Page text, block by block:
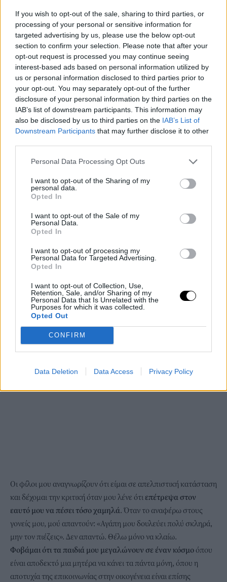
If you wish to opt-out of the sale, sharing to third parties, or
processing of your personal or sensitive information for
targeted advertising by us, please use the below opt-out
section to confirm your selection. Please note that after your
opt-out request is processed you may continue seeing
interest-based ads based on personal information utilized by
us or personal information disclosed to third parties prior to
your opt-out. You may separately opt-out of the further
disclosure of your personal information by third parties on the
IAB’s list of downstream participants. This information may
also be disclosed by us to third parties on the IAB’s List of
Downstream Participants that may further disclose it to other
Personal Data Processing Opt Outs
I want to opt-out of the Sharing of my
personal data.
Opted In
I want to opt-out of the Sale of my
Personal Data.
Opted In
I want to opt-out of processing my
Personal Data for Targeted Advertising.
Opted In
I want to opt-out of Collection, Use,
Retention, Sale, and/or Sharing of my
Personal Data that Is Unrelated with the
Purposes for which it was collected.
Opted Out
CONFIRM
Data Deletion Data Access Privacy Policy
θα περάσω την πόρτα του σπιτιού. Πλυντήριο, φαγητό για τα
παιδιά, ψώνια, σχολικές εργασίες των παιδιών, συνεχείς
υπενθυμίσεις. Η πίεση είναι συχνά περισσότερη από όση
μπορώ να αντέξω. Θέλω να φωνάξω:«Πού είναι ο άνθρωπος
που ερωτεύτηκα;».
Ο πόνος είναι πιο αισθητός όταν είμαστε ανάμεσα σε
ανθρώπους που είναι ερωτευμένοι. Το παραμικρό άγγιγμα, ένα
φιλί στο λαιμό, προκαλούν το πιο θλιβερό συναίσθημα μέσα
μου αφού γνωρίζω καλά ότι εσύ δεν θα μου το κάνεις ποτέ
αγάπη που σου είχα κάποτε.
Οι φίλοι μου αναγνωρίζουν ότι είμαι σε απελπιστική κατάσταση
και δέχομαι την κριτική όταν μου λένε ότι επέτρεψα στον
εαυτό μου να πέσει τόσο χαμηλά. Όταν το αναφέρω στους
γονείς μου, μού απαντούν: «Αγάπη μου δουλεύει πολύ σκληρά,
μην τον πιέζεις». Δεν απαντώ. Θέλω μόνο να κλαίω.
Φοβάμαι ότι τα παιδιά μου μεγαλώνουν σε έναν κόσμο όπου
είναι αποδεκτό μια μητέρα να κάνει τα πάντα μόνη, όπου η
αποτυχία της επικοινωνίας στην οικογένεια είναι επίσης